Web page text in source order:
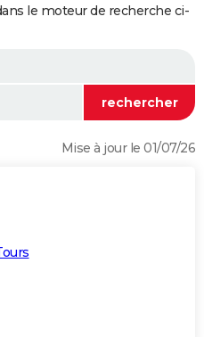
le moteur de recherche ci-
Mise à jour le 01/07/26